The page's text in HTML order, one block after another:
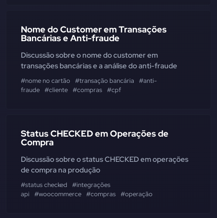
Nome do Customer em Transações
Bancárias e Anti-fraude
Discussão sobre o nome do customer em
transações bancárias e a análise do anti-fraude
#nome no cartão #transação bancária
#anti-
fraude #cliente #compras #cpf
Status CHECKED em Operações de
Compra
Discussão sobre o status CHECKED em operações
de compra na produção
#status checked
#integrações
api
#woocommerce #compras #operação